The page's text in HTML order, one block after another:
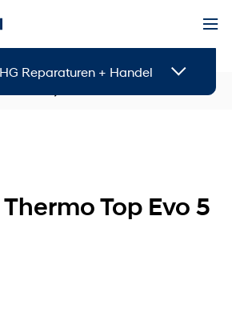
Reparaturen + Handel
Top Evo 5